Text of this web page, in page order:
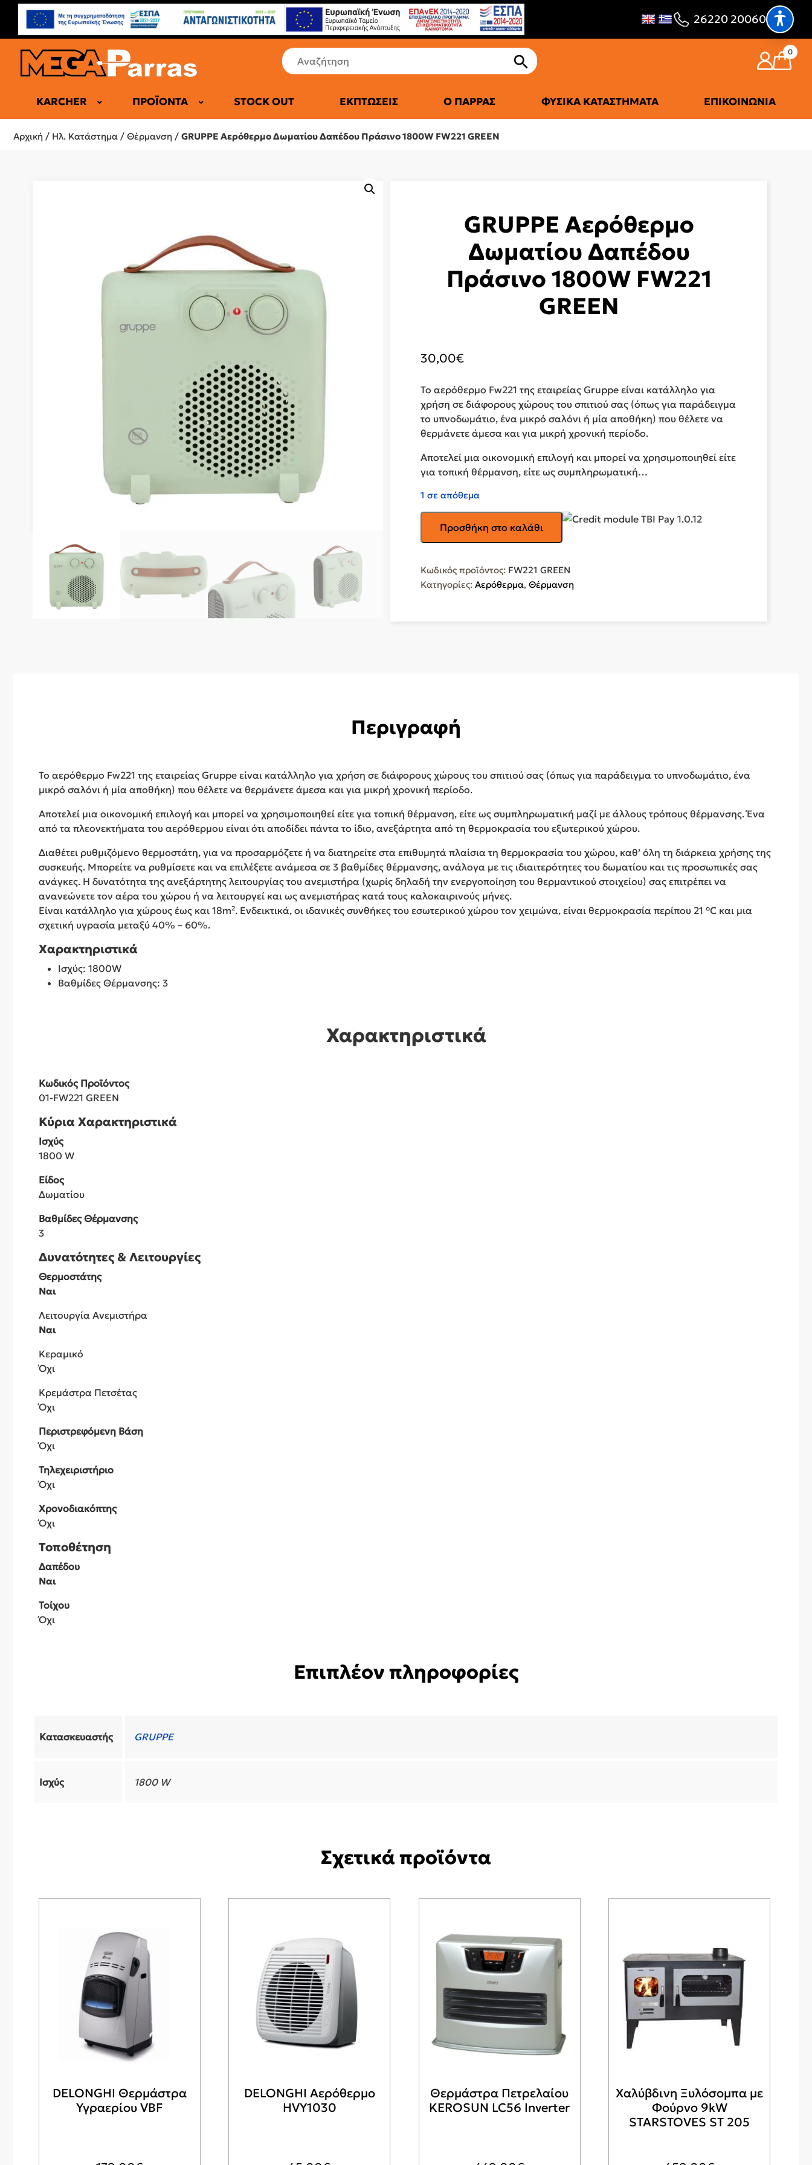
26220 20060
0
KARCHER ΠΡΟΪΌΝΤΑ
ΕΠΑΓΓΕΛΜΑΤΙΚΆ ΨΥΓΕΊΑ
STOCK OUT ΕΚΠΤΏΣΕΙΣ Ο ΠΑΡΡΆΣ ΦΥΣΙΚΆ ΚΑΤΑΣΤΉΜΑΤΑ ΕΠΙΚΟΙΝΩΝΊΑ
Αρχική / Ηλ. Κατάστημα / Θέρμανση / GRUPPE Αερόθερμο Δωματίου Δαπέδου Πράσινο 1800W FW221 GREEN
GRUPPE Αερόθερμο
Δωματίου Δαπέδου
Πράσινο 1800W FW221
GREEN
30,00€
Το αερόθερμο Fw221 της εταιρείας Gruppe είναι κατάλληλο για
χρήση σε διάφορους χώρους του σπιτιού σας (όπως για παράδειγμα
το υπνοδωμάτιο, ένα μικρό σαλόνι ή μία αποθήκη) που θέλετε να
θερμάνετε άμεσα και για μικρή χρονική περίοδο.
Αποτελεί μια οικονομική επιλογή και μπορεί να χρησιμοποιηθεί είτε
για τοπική θέρμανση, είτε ως συμπληρωματική…
1 σε απόθεμα
Αερόθερμο
Πράσινο
1800W
GREEN
Προσθήκη στο καλάθι
Κωδικός προϊόντος: FW221 GREEN
Κατηγορίες: Αερόθερμα, Θέρμανση
Περιγραφή
Το αερόθερμο Fw221 της εταιρείας Gruppe είναι κατάλληλο για χρήση σε διάφορους χώρους του σπιτιού σας (όπως για παράδειγμα το υπνοδωμάτιο, ένα
μικρό σαλόνι ή μία αποθήκη) που θέλετε να θερμάνετε άμεσα και για μικρή χρονική περίοδο.
Αποτελεί μια οικονομική επιλογή και μπορεί να χρησιμοποιηθεί είτε για τοπική θέρμανση, είτε ως συμπληρωματική μαζί με άλλους τρόπους θέρμανσης. Ένα
από τα πλεονεκτήματα του αερόθερμου είναι ότι αποδίδει πάντα το ίδιο, ανεξάρτητα από τη θερμοκρασία του εξωτερικού χώρου.
Διαθέτει ρυθμιζόμενο θερμοστάτη, για να προσαρμόζετε ή να διατηρείτε στα επιθυμητά πλαίσια τη θερμοκρασία του χώρου, καθ’ όλη τη διάρκεια χρήσης της
συσκευής. Μπορείτε να ρυθμίσετε και να επιλέξετε ανάμεσα σε 3 βαθμίδες θέρμανσης, ανάλογα με τις ιδιαιτερότητες του δωματίου και τις προσωπικές σας
ανάγκες. Η δυνατότητα της ανεξάρτητης λειτουργίας του ανεμιστήρα (χωρίς δηλαδή την ενεργοποίηση του θερμαντικού στοιχείου) σας επιτρέπει να
ανανεώνετε τον αέρα του χώρου ή να λειτουργεί και ως ανεμιστήρας κατά τους καλοκαιρινούς μήνες.
Είναι κατάλληλο για χώρους έως και 18m². Ενδεικτικά, οι ιδανικές συνθήκες του εσωτερικού χώρου τον χειμώνα, είναι θερμοκρασία περίπου 21 °C και μια
σχετική υγρασία μεταξύ 40% – 60%.
Χαρακτηριστικά
Ισχύς: 1800W
Βαθμίδες Θέρμανσης: 3
Χαρακτηριστικά
Κωδικός Προϊόντος
01-FW221 GREEN
Κύρια Χαρακτηριστικά
Ισχύς
1800 W
Είδος
Δωματίου
Βαθμίδες Θέρμανσης
3
Δυνατότητες & Λειτουργίες
Θερμοστάτης
Ναι
Λειτουργία Ανεμιστήρα
Ναι
Κεραμικό
Όχι
Κρεμάστρα Πετσέτας
Όχι
Περιστρεφόμενη Βάση
Όχι
Τηλεχειριστήριο
Όχι
Χρονοδιακόπτης
Όχι
Τοποθέτηση
Δαπέδου
Ναι
Τοίχου
Όχι
Επιπλέον πληροφορίες
Κατασκευαστής GRUPPE
Ισχύς 1800 W
Σχετικά προϊόντα
DELONGHI Θερμάστρα
Υγραερίου VBF
DELONGHI Αερόθερμο
HVY1030
Θερμάστρα Πετρελαίου
KEROSUN LC56 Inverter
Χαλύβδινη Ξυλόσομπα με
Φούρνο 9kW
STARSTOVES ST 205